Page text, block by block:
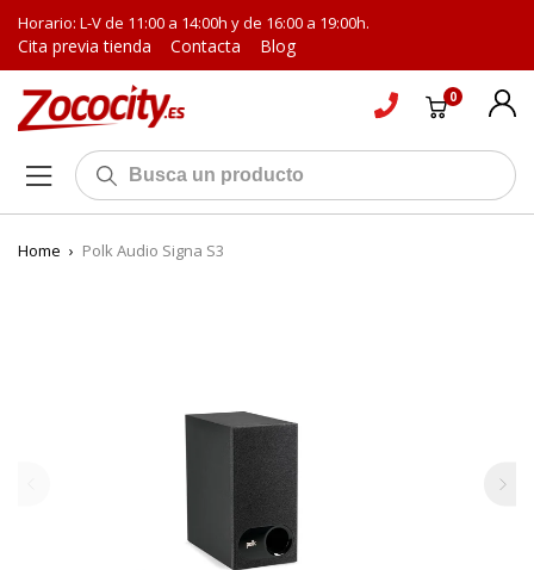
Horario: L-V de 11:00 a 14:00h y de 16:00 a 19:00h.
Cita previa tienda Contacta Blog
0
Home › Polk Audio Signa S3